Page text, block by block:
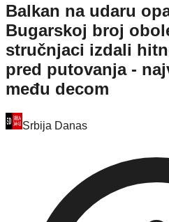
Balkan na udaru
Bugarskoj broj
stručnjaci izdali
pred putovanja -
među decom
Srbija Danas